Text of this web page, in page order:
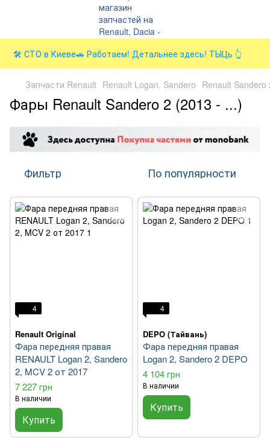
🛠️ СТО в Киеве🚗 Работаем! Детальнее здесь! ТЫЦь 👆
Запчасти Renault Renault Logan, Sandero Renault
Фары Renault Sandero 2 (2013 - ...)
Фильтр По популярности
4
Renault Original
Фара передняя правая
RENAULT Logan 2, Sandero
2, MCV 2 от 2017
7 227 грн
В наличии
Купить
4
DEPO (Тайвань)
Фара передняя правая
Logan 2, Sandero 2 DEPO
4 104 грн
В наличии
Купить